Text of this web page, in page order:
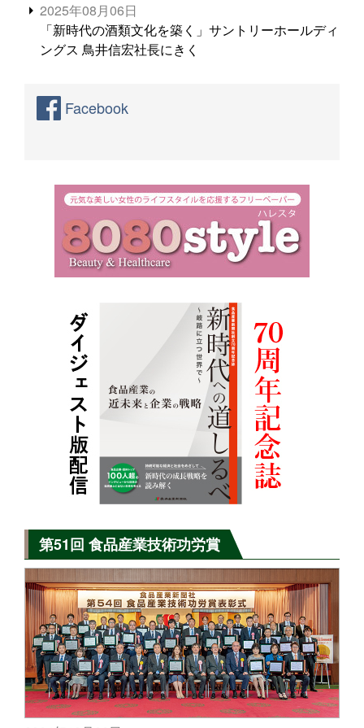
2025年08月06日
「新時代の酒類文化を築く」サントリーホールディ
ングス 鳥井信宏社長にきく
Facebook
第51回 食品産業技術功労賞